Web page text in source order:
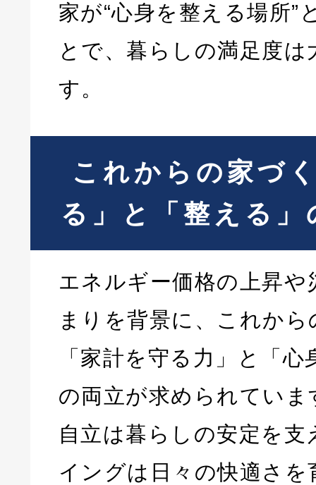
家が“心身を整える場所”
とで、暮らしの満足度
す。
これからの家づ
る」と「整える」
エネルギー価格の上昇や
まりを背景に、これか
「家計を守る力」と「
の両立が求められてい
自立は暮らしの安定を
イングは日々の快適さ